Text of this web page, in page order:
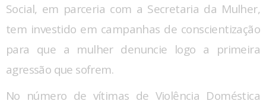
Social, em parceria com a Secretaria da Mulher,
tem investido em campanhas de conscientização
para que a mulher denuncie logo a primeira
agressão que sofrem.
No número de vítimas de Violência Doméstica